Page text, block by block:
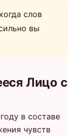
слов
вы
Лицо с
в составе
чувств